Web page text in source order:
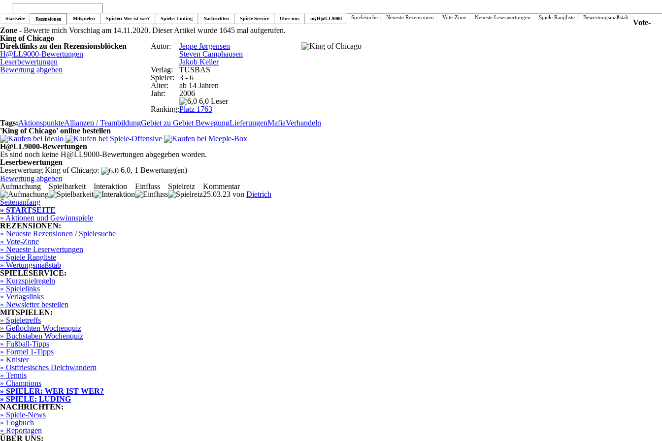
Startseite Rezensionen Mitspielen Spieler: Wer ist wer? Spiele: Luding Nachrichten Spiele-Service Über uns myH@LL9000 Spielesuche Neueste Rezensionen Vote-Zone Neueste Leserwertungen Spiele Rangliste Bewertungsmaßstab
Vote-
Zone - Bewerte mich Vorschlag am 14.11.2020. Dieser Artikel wurde 1645 mal aufgerufen.
King of Chicago
Direktlinks zu den Rezensionsblöcken
H@LL9000-Bewertungen
Leserbewertungen
Bewertung abgeben
Autor:
Jeppe Jørgensen
Steven Camphausen
Jakob Keller
Verlag:
TUSBAS
Spieler:
3 - 6
Alter:
ab 14 Jahren
Jahr:
2006
6,0 Leser
Ranking:Platz 1763
Tags:AktionspunkteAllianzen / TeambildungGebiet zu Gebiet BewegungLieferungenMafiaVerhandeln
'King of Chicago' online bestellen
H@LL9000-Bewertungen
Es sind noch keine H@LL9000-Bewertungen abgegeben worden.
Leserbewertungen
Leserwertung King of Chicago:
6.0, 1 Bewertung(en)
Bewertung abgeben
Aufmachung
Spielbarkeit Interaktion Einfluss Spielreiz
Kommentar
25.03.23 von Dietrich
Seitenanfang
» STARTSEITE
» Aktionen und Gewinnspiele
REZENSIONEN:
» Neueste Rezensionen / Spielesuche
» Vote-Zone
» Neueste Leserwertungen
» Spiele Rangliste
» Wertungsmaßstab
SPIELESERVICE:
» Kurzspielregeln
» Spielelinks
» Verlagslinks
» Newsletter bestellen
MITSPIELEN:
» Spieletreffs
» Geflochten Wochenquiz
» Buchstaben Wochenquiz
» Fußball-Tipps
» Formel 1-Tipps
» Knister
» Ostfriesisches Deichwandern
» Tennis
» Champions
» SPIELER: WER IST WER?
» SPIELE: LUDING
NACHRICHTEN:
» Spiele-News
» Logbuch
» Reportagen
ÜBER UNS: